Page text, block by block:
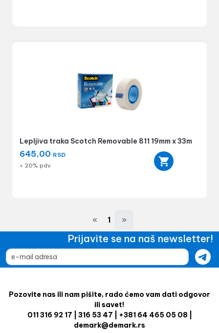
Lepljiva traka Scotch Removable 811 19mm x 33m
645,00 RSD
+ 20% pdv
« 1 »
Prijavite se na naš newsletter!
Pozovite nas ili nam pišite, rado ćemo vam dati odgovor
ili savet!
011 316 92 17 | 316 53 47 | +381 64 465 05 08 |
demark@demark.rs